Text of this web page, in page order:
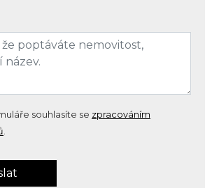
souhlasíte se zpracováním